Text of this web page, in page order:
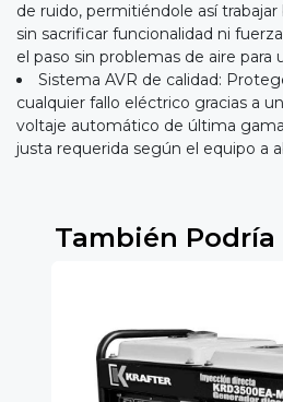
de ruido, permitiéndole así
sin sacrificar funcionalidad ni
el paso sin problemas de aire
Sistema AVR de calidad:
cualquier fallo eléctrico gracias a
voltaje automático de última
justa requerida según el equipo a
También